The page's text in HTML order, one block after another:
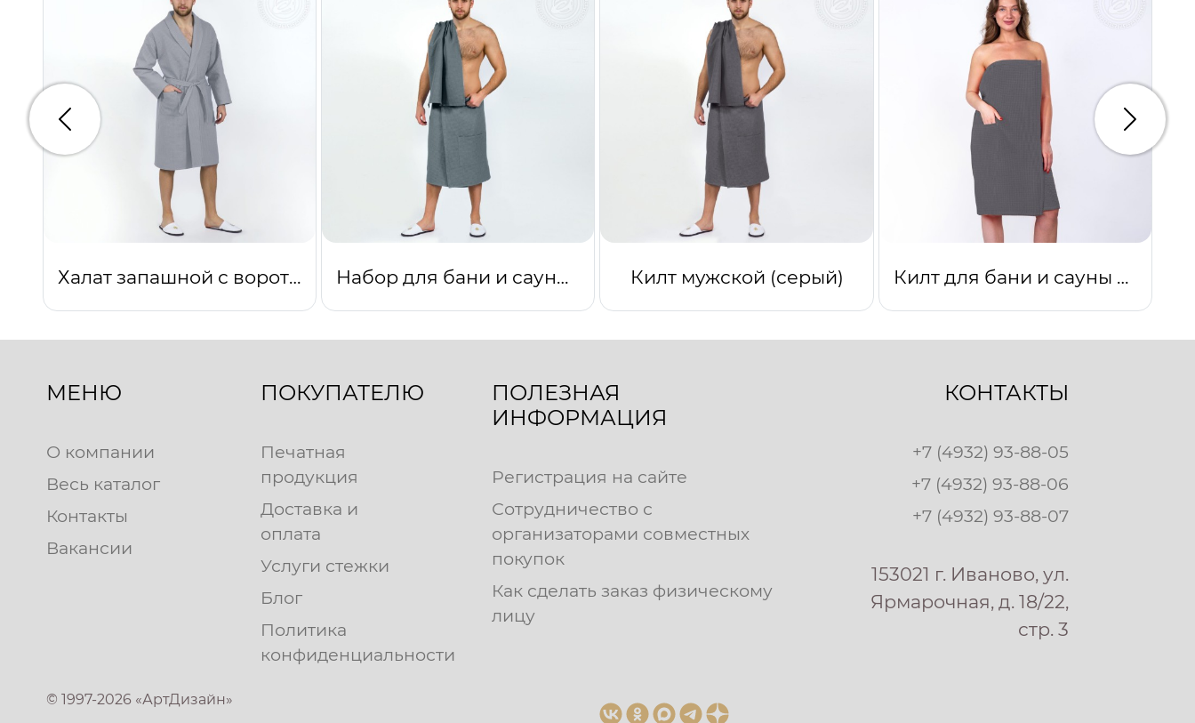
Халат запашной с воротником (серебро) Набор для бани и сауны мужской серый Килт мужской (серый) Килт для бани и сауны женский (серый)
Предыдущий
МЕНЮ
О компании
Весь каталог
Контакты
Вакансии
ПОКУПАТЕЛЮ
Печатная
продукция
Доставка и
оплата
Услуги стежки
Блог
Политика
конфиденциальности
ПОЛЕЗНАЯ
ИНФОРМАЦИЯ
Регистрация на сайте
Сотрудничество с
организаторами совместных
покупок
Как сделать заказ физическому
лицу
КОНТАКТЫ
+7 (4932) 93-88-05
+7 (4932) 93-88-06
+7 (4932) 93-88-07
153021 г. Иваново, ул.
Ярмарочная, д. 18/22,
стр. 3
© 1997-2026 «АртДизайн»